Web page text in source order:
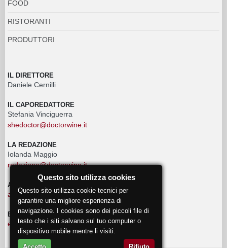
FOOD
RISTORANTI
PRODUTTORI
IL DIRETTORE
Daniele Cernilli
IL CAPOREDATTORE
Stefania Vinciguerra
shedoctor@doctorwine.it
LA REDAZIONE
Iolanda Maggio
redazione@doctorwine.it
ADVERTISING
advertising@doctorwine.it
EVENTI
eventi@doctorwine.it
Questo sito utilizza cookies
Questo sito utilizza cookie tecnici per
garantire una migliore esperienza di
navigazione. I cookies sono dei piccoli file di
testo che i siti salvano sul tuo computer o
dispositivo mobile mentre li visiti.